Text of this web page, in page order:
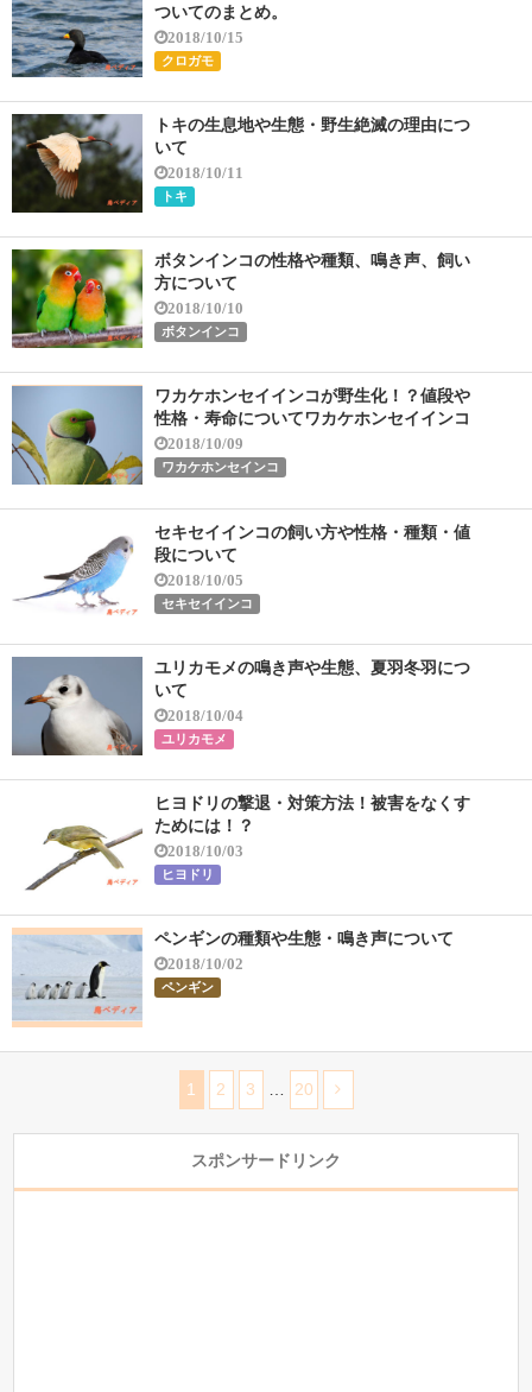
ついてのまとめ。
2018/10/15
クロガモ
トキの生息地や生態・野生絶滅の理由につ
いて
2018/10/11
トキ
ボタンインコの性格や種類、鳴き声、飼い
方について
2018/10/10
ボタンインコ
ワカケホンセイインコが野生化！？値段や
性格・寿命についてワカケホンセイインコ
2018/10/09
ワカケホンセインコ
セキセイインコの飼い方や性格・種類・値
段について
2018/10/05
セキセイインコ
ユリカモメの鳴き声や生態、夏羽冬羽につ
いて
2018/10/04
ユリカモメ
ヒヨドリの撃退・対策方法！被害をなくす
ためには！？
2018/10/03
ヒヨドリ
ペンギンの種類や生態・鳴き声について
2018/10/02
ペンギン
1 2 3 20
スポンサードリンク